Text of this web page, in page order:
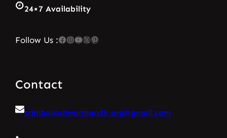
24×7 Availability
Follow Us :Facebook InstagramYouTube X Pinterest
Contact
trimbakeshwarmandir.org@gmail.com